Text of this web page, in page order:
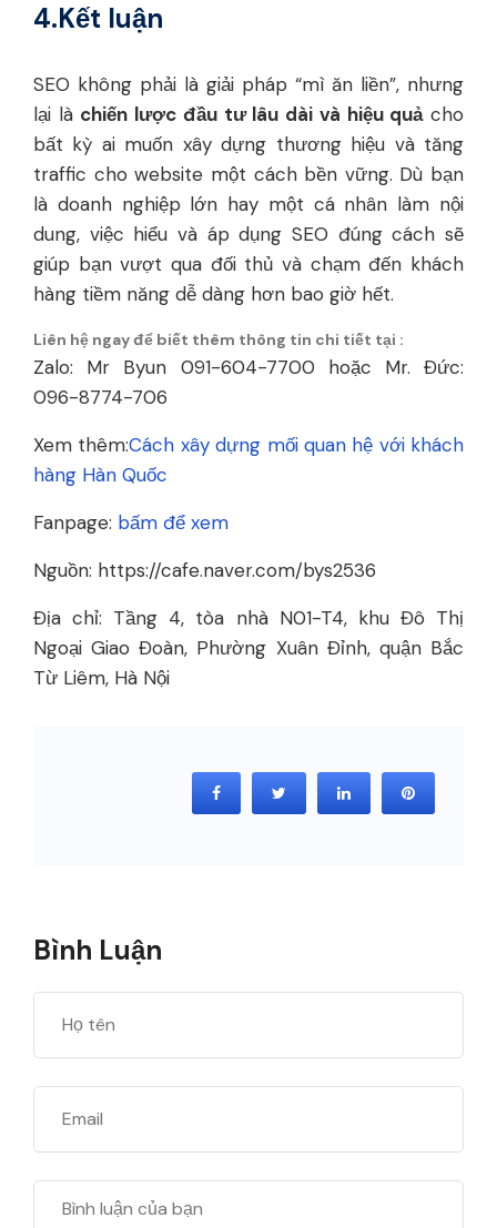
4.Kết luận
SEO không phải là giải pháp “mì ăn liền”, nhưng
lại là chiến lược đầu tư lâu dài và hiệu quảcho
bất kỳ ai muốn xây dựng thương hiệu và tăng
traffic cho website một cách bền vững. Dù bạn
là doanh nghiệp lớn hay một cá nhân làm nội
dung, việc hiểu và áp dụng SEO đúng cách sẽ
giúp bạn vượt qua đối thủ và chạm đến khách
hàng tiềm năng dễ dàng hơn bao giờ hết.
Liên hệ ngay để biết thêm thông tin chi tiết tại :
Zalo: Mr Byun 091-604-7700 hoặc Mr. Đức:
096-8774-706
Xem thêm:Cách xây dựng mối quan hệ với khách
hàng Hàn Quốc
Fanpage: bấm để xem
Nguồn: https://cafe.naver.com/bys2536
Địa chỉ: Tầng 4, tòa nhà N01-T4, khu Đô Thị
Ngoại Giao Đoàn, Phường Xuân Đỉnh, quận Bắc
Từ Liêm, Hà Nội
Bình Luận